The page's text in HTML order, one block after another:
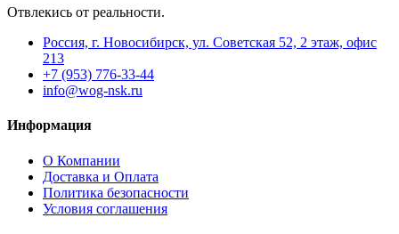
Отвлекись от реальности.
Россия, г. Новосибирск, ул. Советская 52, 2 этаж, офис
213
+7 (953) 776-33-44
info@wog-nsk.ru
Информация
О Компании
Доставка и Оплата
Политика безопасности
Условия соглашения